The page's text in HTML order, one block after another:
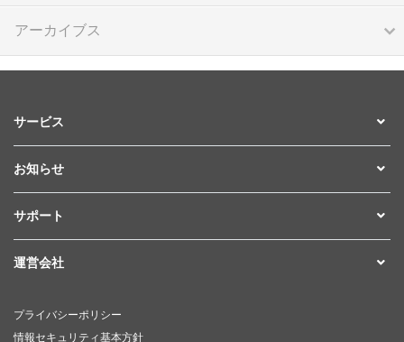
アーカイブス
サービス
お知らせ
サポート
運営会社
プライバシーポリシー
情報セキュリティ基本方針